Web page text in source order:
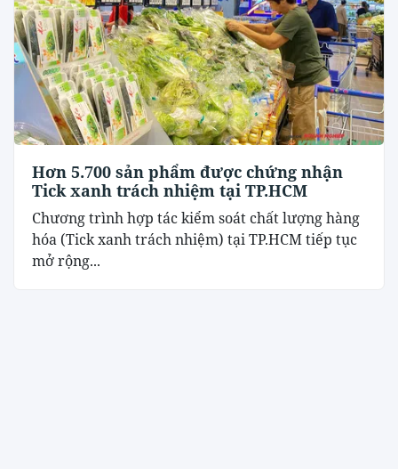
Hơn 5.700 sản phẩm được chứng nhận
Tick xanh trách nhiệm tại TP.HCM
Chương trình hợp tác kiểm soát chất lượng hàng
hóa (Tick xanh trách nhiệm) tại TP.HCM tiếp tục
mở rộng...